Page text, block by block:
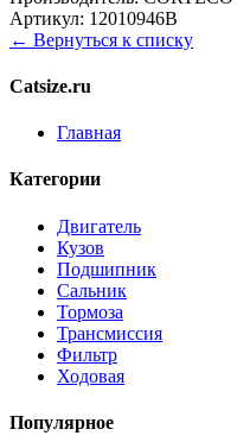
Артикул: 12010946B
← Вернуться к списку
Catsize.ru
Главная
Категории
Двигатель
Кузов
Подшипник
Сальник
Тормоза
Трансмиссия
Фильтр
Ходовая
Популярное